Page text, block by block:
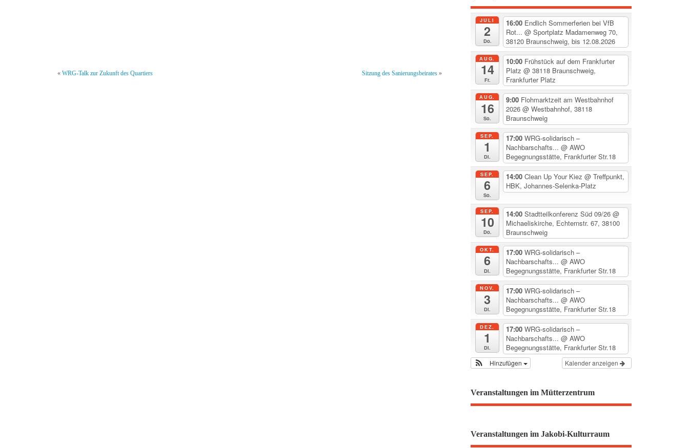
« WRG-Talk zur Zukunft des Quartiers Sitzung des Sanierungsbeirates»
JULI
2
Do.
16:00 Endlich Sommerferien bei VfB
Rot... @ Sportplatz Madamenweg 70,
38120 Braunschweig, bis 12.08.2026
AUG.
14
Fr.
10:00 Frühstück auf dem Frankfurter
Platz @ 38118 Braunschweig,
Frankfurter Platz
AUG.
16
So.
9:00 Flohmarktzeit am Westbahnhof
2026 @ Westbahnhof, 38118
Braunschweig
SEP.
1
Di.
17:00 WRG-solidarisch –
Nachbarschafts... @ AWO
Begegnungsstätte, Frankfurter Str.18
SEP.
6
So.
14:00 Clean Up Your Kiez @ Treffpunkt,
HBK, Johannes-Selenka-Platz
SEP.
10
Do.
14:00 Stadtteilkonferenz Süd 09/26 @
Michaeliskirche, Echternstr. 67, 38100
Braunschweig
OKT.
6
Di.
17:00 WRG-solidarisch –
Nachbarschafts... @ AWO
Begegnungsstätte, Frankfurter Str.18
NOV.
3
Di.
17:00 WRG-solidarisch –
Nachbarschafts... @ AWO
Begegnungsstätte, Frankfurter Str.18
DEZ.
1
Di.
17:00 WRG-solidarisch –
Nachbarschafts... @ AWO
Begegnungsstätte, Frankfurter Str.18
Kalender anzeigen
Hinzufügen
Veranstaltungen im Mütterzentrum
Veranstaltungen im Jakobi-Kulturraum